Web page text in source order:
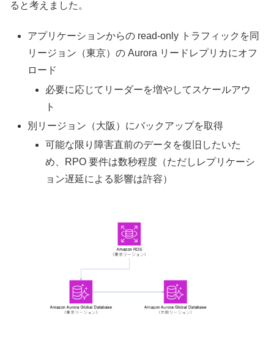
ると考えました。
アプリケーションからの read-only トラフィックを同
リージョン（東京）の Aurora リードレプリカにオフ
ロード
必要に応じてリーダーを増やしてスケールアウ
ト
別リージョン（大阪）にバックアップを取得
可能な限り障害直前のデータを復旧したいた
め、RPO 要件は数秒程度（ただしレプリケーシ
ョン遅延による影響は許容）